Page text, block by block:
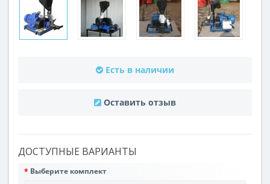
Есть в наличии
Оставить отзыв
ДОСТУПНЫЕ ВАРИАНТЫ
Выберите комплект